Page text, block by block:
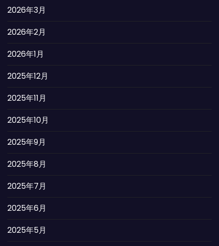
2026年3月
2026年2月
2026年1月
2025年12月
2025年11月
2025年10月
2025年9月
2025年8月
2025年7月
2025年6月
2025年5月